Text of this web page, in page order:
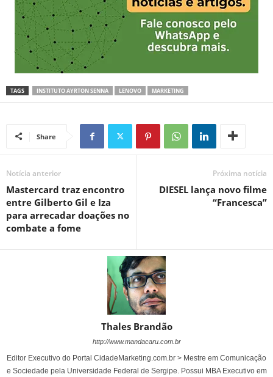
TAGS INSTITUTO AYRTON SENNA LENOVO MARKETING
Share
Notícia anterior
Mastercard traz encontro
entre Gilberto Gil e Iza
para arrecadar doações no
combate a fome
Próxima notícia
DIESEL lança novo filme
“Francesca”
Thales Brandão
http://www.mandacaru.com.br
Editor Executivo do Portal CidadeMarketing.com.br > Mestre em Comunicação
e Sociedade pela Universidade Federal de Sergipe. Possui MBA Executivo em